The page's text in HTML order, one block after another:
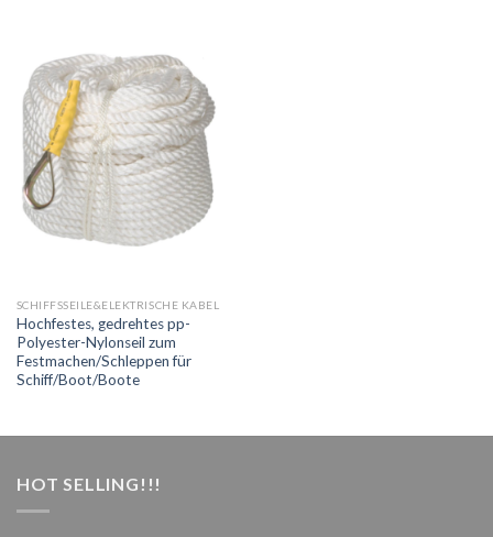
SCHIFFSSEILE&ELEKTRISCHE KABEL
Hochfestes, gedrehtes pp-
Polyester-Nylonseil zum
Festmachen/Schleppen für
Schiff/Boot/Boote
HOT SELLING!!!